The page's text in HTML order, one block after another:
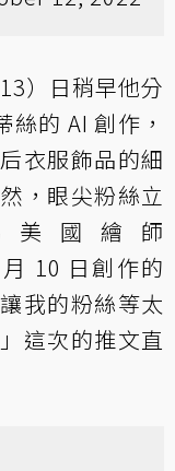
）日稍早他分
的 AI 創作，
衣服飾品的細
，眼尖粉絲立
國繪師
10 日創作的
我的粉絲等太
這次的推文直